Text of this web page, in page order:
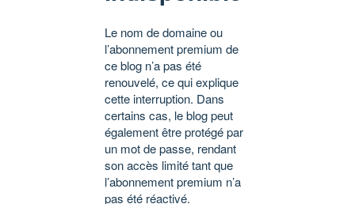
Le nom de domaine ou
l’abonnement premium de
ce blog n’a pas été
renouvelé, ce qui explique
cette interruption. Dans
certains cas, le blog peut
également être protégé par
un mot de passe, rendant
son accès limité tant que
l’abonnement premium n’a
pas été réactivé.